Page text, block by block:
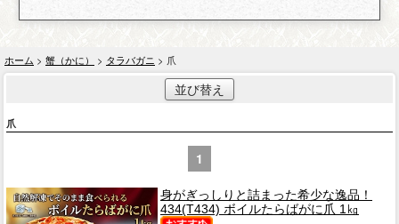
ホーム > 蟹（かに） > タラバガニ > 爪
並び替え
爪
1
身がぎっしりと詰まった希少な逸品！
434(T434) ボイルたらばがに爪 1㎏